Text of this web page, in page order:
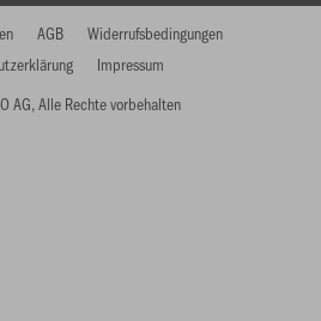
AG, Alle Rechte vorbehalten
AGB
Widerrufsbedingungen
Impressum